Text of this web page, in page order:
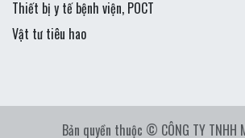
Thiết bị y tế bệnh viện, POCT
Vật tư tiêu hao
Bản quyền thuộc © CÔNG TY TNHH